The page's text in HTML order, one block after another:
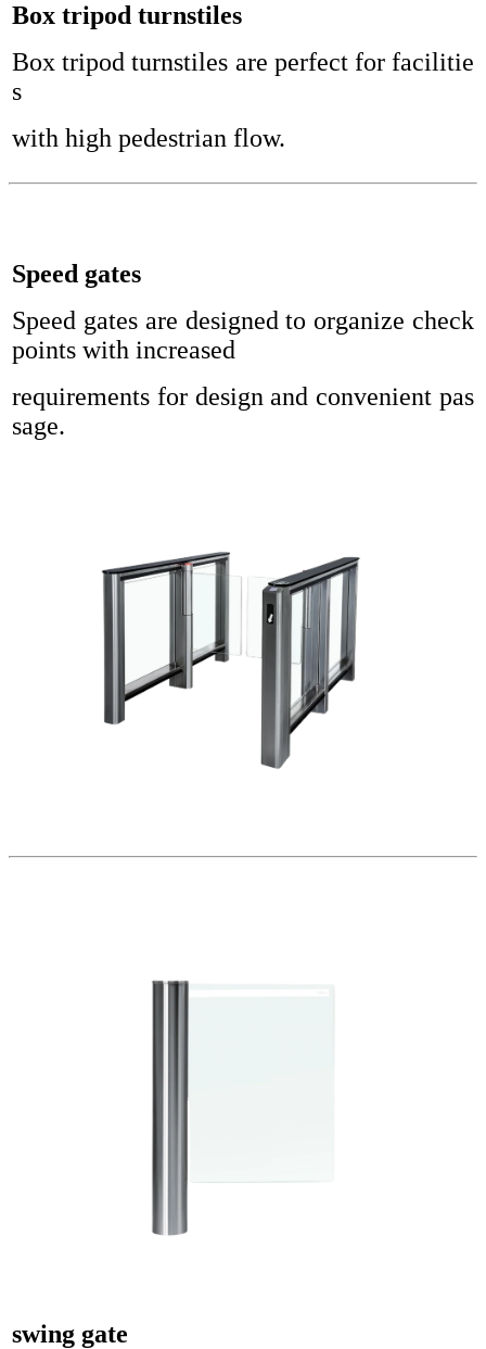
Box tripod turnstiles
Box tripod turnstiles are perfect for facilitie
s
with high pedestrian flow.
Speed gates
Speed gates are designed to organize check
points with increased
requirements for design and convenient pas
sage.
swing gate